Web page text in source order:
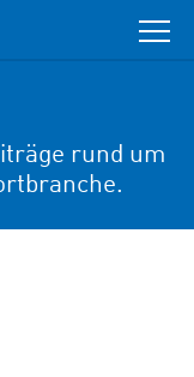
rund um